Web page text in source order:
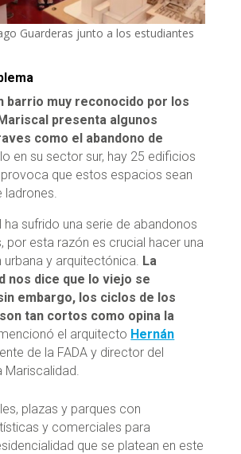
Guarderas junto a los estudiantes
barrio muy reconocido por los
presenta algunos
como el abandono de
en su sector sur, hay 25 edificios
que estos espacios sean
ladrones.
ha sufrido una serie de abandonos
por esta razón es crucial hacer una
urbana y arquitectónica. La
nos dice que lo viejo se
embargo, los ciclos de los
tan cortos como opina la
el arquitecto Hernán
de la FADA y director del
Mariscalidad.
plazas y parques con
y comerciales para
que se platean en este